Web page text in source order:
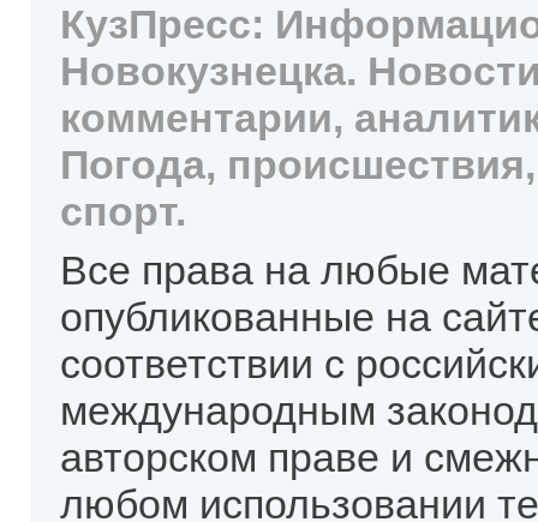
КузПресс:
Новокузнецка.
комментарии,
Погода,
спорт.
Все права на любые
опубликованные на
соответствии с
международным
авторском праве и
любом использовании